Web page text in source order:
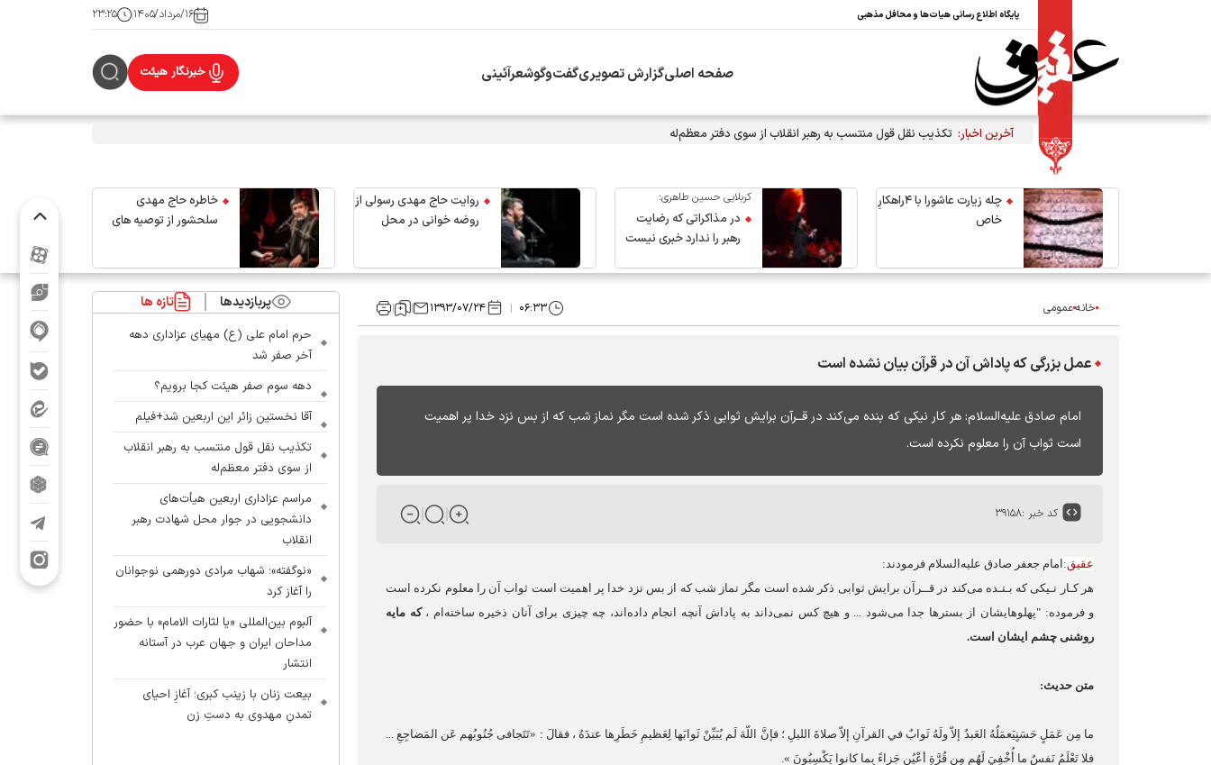
پایگاه اطلاع رسانی هیات‌ها و محافل مذهبی ۱۶/مرداد/۱۴۰۵ ۲۳:۲۵
صفحه اصلیگزارش تصویریگفت‌وگوشعرآئینی خبرنگار هیئت
آخرین اخبار: تکذیب نقل قول منتسب به رهبر انقلاب از سوی دفتر معظم‌له
چله زیارت عاشورا با ۴راهکارِ
خاص
کربلایی حسین طاهری:
در مذاکراتی که رضایت
رهبر را ندارد خبری نیست
روایت حاج مهدی رسولی از
روضه خوانی در محل
خاطره حاج مهدی
سلحشور از توصیه های
خانهعمومی ۰۶:۳۳ ۱۳۹۳/۰۷/۲۴
عمل بزرگی که پاداش آن در قرآن بیان نشده است
امام صادق علیه‌السلام: هر كار نيكى كه بنده مى‏‌كند در قــرآن برايش ثوابى ذكر شده است مگر نماز شب كه از بس نزد خدا پر اهميت
است ثواب آن را معلوم نكرده است.
کد خبر :۳۹۱۵۸
عقیق:امام جعفر صادق عليه‏‌السلام فرمودند :
هر كـار نـيكى كه بـنـده مى‏‌كند در قــرآن برايش ثوابى ذكر شده است مگر نماز شب كه از بس نزد خدا پر اهميت است ثواب آن را معلوم نكرده است
و فرموده: "پهلوهايشان از بسترها جدا مى‏‌شود ... و هيچ كس نمى‏‌داند به پاداش آنچه انجام داده‌‏اند، چه چيزى براى آنان ذخيره ساخته‏‌ام ،كه مايه
روشنى چشم ايشان است.
متن حدیث:
ما مِن عَمَلٍ حَسَنٍ‏يَعمَلُهُ العَبدُ إلاّ ولَهُ ثَوابٌ في القرآنِ إلاّ صلاةَ الليلِ ؛ فإنَّ اللّه‏َ لَم يُبَيِّنْ ثَوابَها لِعَظيمِ خَطَرِها عندَهُ ، فقالَ : «تَتَجافى جُنُوبُهم عَن المَضاجِعِ ...
فلا تَعْلَمُ نَفسٌ ما أُخْفِيَ لَهُم مِن قُرَّةِ أعْيُنٍ جَزاءً بِما كانوا يَكْسِبُونَ ».
پربازدیدها تازه ها
حرم امام علی (ع) مهیای عزاداری دهه
آخر صفر شد
دهه سوم صفر هیئت کجا برویم؟
آقا نخستین زائر این اربعین شد+فیلم
تکذیب نقل قول منتسب به رهبر انقلاب
از سوی دفتر معظم‌له
مراسم عزاداری اربعین هیأت‌های
دانشجویی در جوار محل شهادت رهبر
انقلاب
«نوگفته»؛ شهاب مرادی دورهمی نوجوانان
را آغاز کرد
آلبوم بین‌المللی «یا لثارات الامام» با حضور
مداحان ایران و جهان عرب در آستانه
انتشار
بیعت زنان با زینب کبری؛ آغازِ احیای
تمدنِ مهدوی به دستِ زن